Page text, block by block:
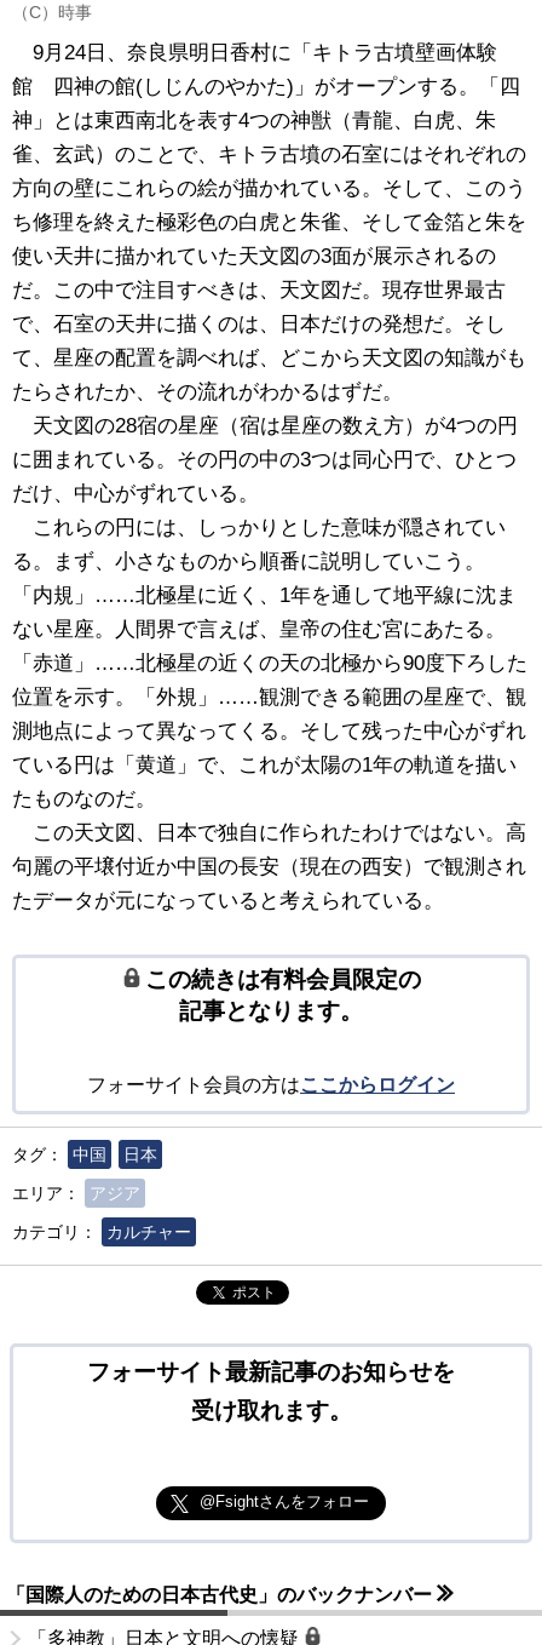
（C）時事
9月24日、奈良県明日香村に「キトラ古墳壁画体験
館 四神の館(しじんのやかた)」がオープンする。「四
神」とは東西南北を表す4つの神獣（青龍、白虎、朱
雀、玄武）のことで、キトラ古墳の石室にはそれぞれの
方向の壁にこれらの絵が描かれている。そして、このう
ち修理を終えた極彩色の白虎と朱雀、そして金箔と朱を
使い天井に描かれていた天文図の3面が展示されるの
だ。この中で注目すべきは、天文図だ。現存世界最古
で、石室の天井に描くのは、日本だけの発想だ。そし
て、星座の配置を調べれば、どこから天文図の知識がも
たらされたか、その流れがわかるはずだ。
天文図の28宿の星座（宿は星座の数え方）が4つの円
に囲まれている。その円の中の3つは同心円で、ひとつ
だけ、中心がずれている。
これらの円には、しっかりとした意味が隠されてい
る。まず、小さなものから順番に説明していこう。
「内規」……北極星に近く、1年を通して地平線に沈ま
ない星座。人間界で言えば、皇帝の住む宮にあたる。
「赤道」……北極星の近くの天の北極から90度下ろした
位置を示す。「外規」……観測できる範囲の星座で、観
測地点によって異なってくる。そして残った中心がずれ
ている円は「黄道」で、これが太陽の1年の軌道を描い
たものなのだ。
この天文図、日本で独自に作られたわけではない。高
句麗の平壌付近か中国の長安（現在の西安）で観測され
たデータが元になっていると考えられている。
この続きは有料会員限定の
記事となります。
フォーサイト会員の方はここからログイン
タグ： 中国
日本
エリア：
アジア
カテゴリ：
カルチャー
ポスト
フォーサイト最新記事のお知らせを
受け取れます。
@Fsightさんをフォロー
「国際人のための日本古代史」のバックナンバー
「多神教」日本と文明への懐疑